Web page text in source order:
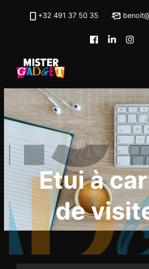
Skip to main content
+32 491 37 50 35
Etui à
de